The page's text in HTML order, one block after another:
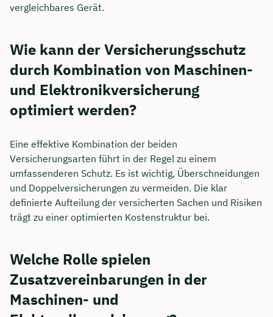
vergleichbares Gerät.
Wie kann der Versicherungsschutz
durch Kombination von Maschinen-
und Elektronikversicherung
optimiert werden?
Eine effektive Kombination der beiden
Versicherungsarten führt in der Regel zu einem
umfassenderen Schutz. Es ist wichtig, Überschneidungen
und Doppelversicherungen zu vermeiden. Die klar
definierte Aufteilung der versicherten Sachen und Risiken
trägt zu einer optimierten Kostenstruktur bei.
Welche Rolle spielen
Zusatzvereinbarungen in der
Maschinen- und